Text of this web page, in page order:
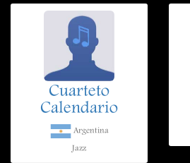
Cuarteto
Calendario
Argentina
Jazz